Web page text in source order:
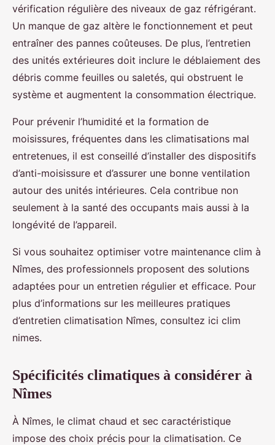
vérification régulière des niveaux de gaz réfrigérant.
Un manque de gaz altère le fonctionnement et peut
entraîner des pannes coûteuses. De plus, l’entretien
des unités extérieures doit inclure le déblaiement des
débris comme feuilles ou saletés, qui obstruent le
système et augmentent la consommation électrique.
Pour prévenir l’humidité et la formation de
moisissures, fréquentes dans les climatisations mal
entretenues, il est conseillé d’installer des dispositifs
d’anti-moisissure et d’assurer une bonne ventilation
autour des unités intérieures. Cela contribue non
seulement à la santé des occupants mais aussi à la
longévité de l’appareil.
Si vous souhaitez optimiser votre maintenance clim à
Nîmes, des professionnels proposent des solutions
adaptées pour un entretien régulier et efficace. Pour
plus d’informations sur les meilleures pratiques
d’entretien climatisation Nîmes, consultez ici clim
nimes.
Spécificités climatiques à considérer à
Nîmes
À Nîmes, le climat chaud et sec caractéristique
impose des choix précis pour la climatisation. Ce